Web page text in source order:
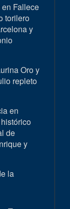
Fallece
torilero
y
Oro y
repleto
en
de
y
la